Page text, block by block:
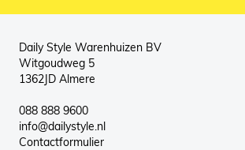
Daily Style Warenhuizen BV
Witgoudweg 5
1362JD Almere
088 888 9600
info@dailystyle.nl
Contactformulier